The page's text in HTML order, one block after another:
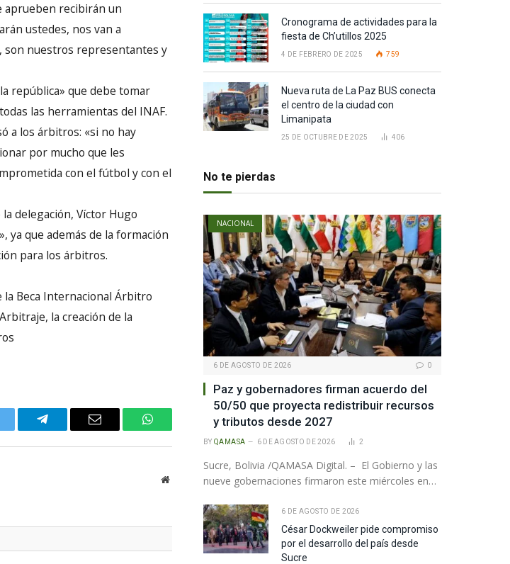
aprueben recibirán un
ustedes, nos van a
son nuestros representantes y
república» que debe tomar
las herramientas del INAF.
a los árbitros: «si no hay
por mucho que les
con el fútbol y con el
delegación, Víctor Hugo
ya que además de la formación
para los árbitros.
la Beca Internacional Árbitro
la creación de la
Telegram Email WhatsApp
Website
Cronograma de actividades para la
fiesta de Ch’utillos 2025
4 DE FEBRERO DE 2025 759
Nueva ruta de La Paz BUS conecta
el centro de la ciudad con
Limanipata
25 DE OCTUBRE DE 2025 406
No te pierdas
NACIONAL
6 DE AGOSTO DE 2026 0
Paz y gobernadores firman acuerdo del
50/50 que proyecta redistribuir recursos
y tributos desde 2027
BY QAMASA 6 DE AGOSTO DE 2026 2
Sucre, Bolivia /QAMASA Digital. – El Gobierno y las
nueve gobernaciones firmaron este miércoles en…
6 DE AGOSTO DE 2026
César Dockweiler pide compromiso
por el desarrollo del país desde
Sucre